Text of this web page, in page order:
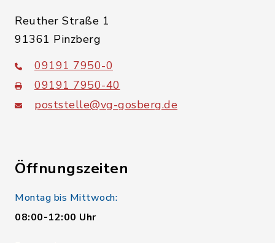
Reuther Straße 1
91361 Pinzberg
09191 7950-0
09191 7950-40
poststelle@vg-gosberg.de
Öffnungszeiten
Montag bis Mittwoch:
08:00-12:00 Uhr